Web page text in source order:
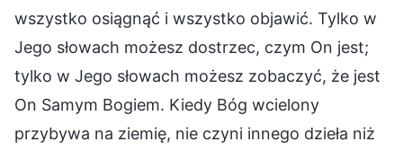
wszystko osiągnąć i wszystko objawić. Tylko w
Jego słowach możesz dostrzec, czym On jest;
tylko w Jego słowach możesz zobaczyć, że jest
On Samym Bogiem. Kiedy Bóg wcielony
przybywa na ziemię, nie czyni innego dzieła niż